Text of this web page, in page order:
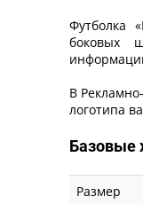
Футболка
боковых
В
логотипа
Базовые
Размер